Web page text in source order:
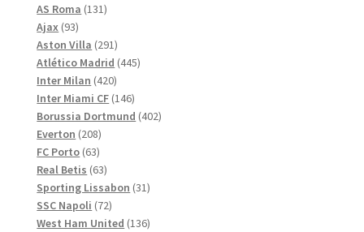
produkter
AS Roma 131131
Ajax 9393
produkter
Aston Villa 291291
produkter
Atlético Madrid 445445
Inter Milan 420420
produkter
Inter Miami CF 146146
produkter
Borussia Dortmund 402402
Everton 208208
produkter
FC Porto 6363
produkter
Real Betis 6363
produkter
Sporting Lissabon 3131
SSC Napoli 7272
produkter
West Ham United 136136